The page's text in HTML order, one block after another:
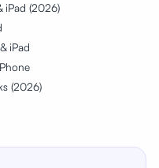
iPad (2026)
iPad
(2026)